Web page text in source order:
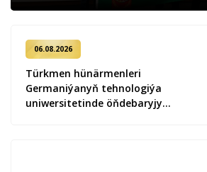
06.08.2026
Türkmen hünärmenleri
Germaniýanyň tehnologiýa
uniwersitetinde öňdebaryjy